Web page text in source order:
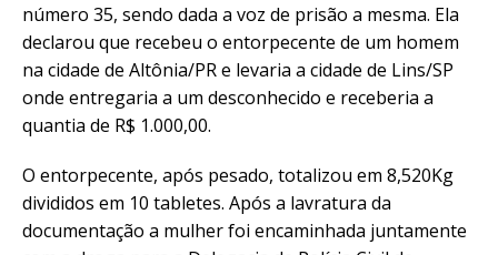
número 35, sendo dada a voz de prisão a mesma. Ela
declarou que recebeu o entorpecente de um homem
na cidade de Altônia/PR e levaria a cidade de Lins/SP
onde entregaria a um desconhecido e receberia a
quantia de R$ 1.000,00.
O entorpecente, após pesado, totalizou em 8,520Kg
divididos em 10 tabletes. Após a lavratura da
documentação a mulher foi encaminhada juntamente